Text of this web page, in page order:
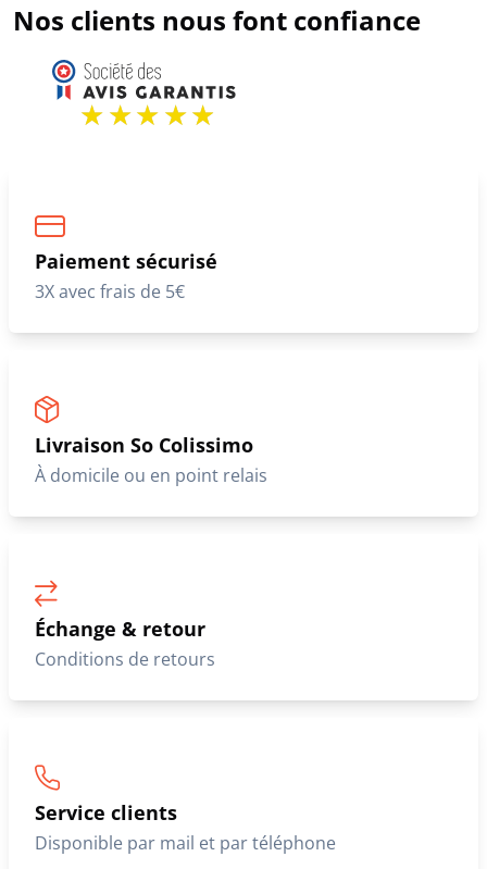
Nos clients nous font confiance
Paiement sécurisé
3X avec frais de 5€
Livraison So Colissimo
À domicile ou en point relais
Échange & retour
Conditions de retours
Service clients
Disponible par mail et par téléphone